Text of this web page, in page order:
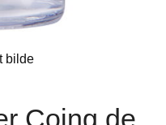
bilde
Coing de